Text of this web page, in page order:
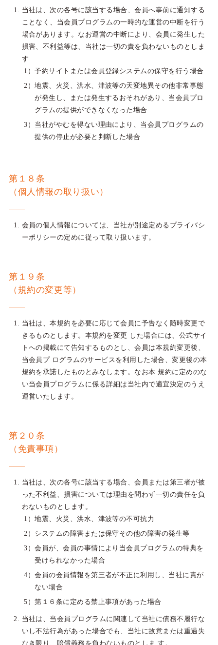
当社は、次の各号に該当する場合、会員へ事前に通知する
ことなく、当会員プログラムの一時的な運営の中断を行う
場合があります。なお運営の中断により、会員に発生した
損害、不利益等は、当社は一切の責を負わないものとしま
す
予約サイトまたは会員登録システムの保守を行う場合
地震、火災、洪水、津波等の天変地異その他非常事態
が発生し、または発生するおそれがあり、当会員プロ
グラムの提供ができなくなった場合
当社がやむを得ない理由により、当会員プログラムの
提供の停止が必要と判断した場合
第１８条
（個人情報の取り扱い）
会員の個人情報については、当社が別途定めるプライバシ
ーポリシーの定めに従って取り扱います。
第１９条
（規約の変更等）
当社は、本規約を必要に応じて会員に予告なく随時変更で
きるものとします。本規約を変更 した場合には、公式サイ
トへの掲載にて告知するものとし、会員は本規約変更後、
当会員プ ログラムのサービスを利用した場合、変更後の本
規約を承諾したものとみなします。なお本 規約に定めのな
い当会員プログラムに係る詳細は当社内で適宜決定のうえ
運営いたします。
第２０条
（免責事項）
当社は、次の各号に該当する場合、会員または第三者が被
った不利益、損害については理由を問わず一切の責任を負
わないものとします。
地震、火災、洪水、津波等の不可抗力
システムの障害または保守その他の障害の発生等
会員が、会員の事情により当会員プログラムの特典を
受けられなかった場合
会員の会員情報を第三者が不正に利用し、当社に責が
ない場合
第１６条に定める禁止事項があった場合
当社は、当会員プログラムに関連して当社に債務不履行な
いし不法行為があった場合でも、当社に故意または重過失
なき限り、賠償義務を負わないものとしま す。